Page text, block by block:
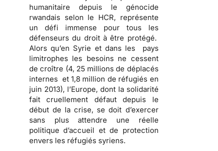
humanitaire depuis le génocide
rwandais selon le HCR, représente
un défi immense pour tous les
défenseurs du droit à être protégé.
Alors qu’en Syrie et dans les pays
limitrophes les besoins ne cessent
de croître (4, 25 millions de déplacés
internes et 1,8 million de réfugiés en
juin 2013), l’Europe, dont la solidarité
fait cruellement défaut depuis le
début de la crise, se doit d’exercer
sans plus attendre une réelle
politique d’accueil et de protection
envers les réfugiés syriens.